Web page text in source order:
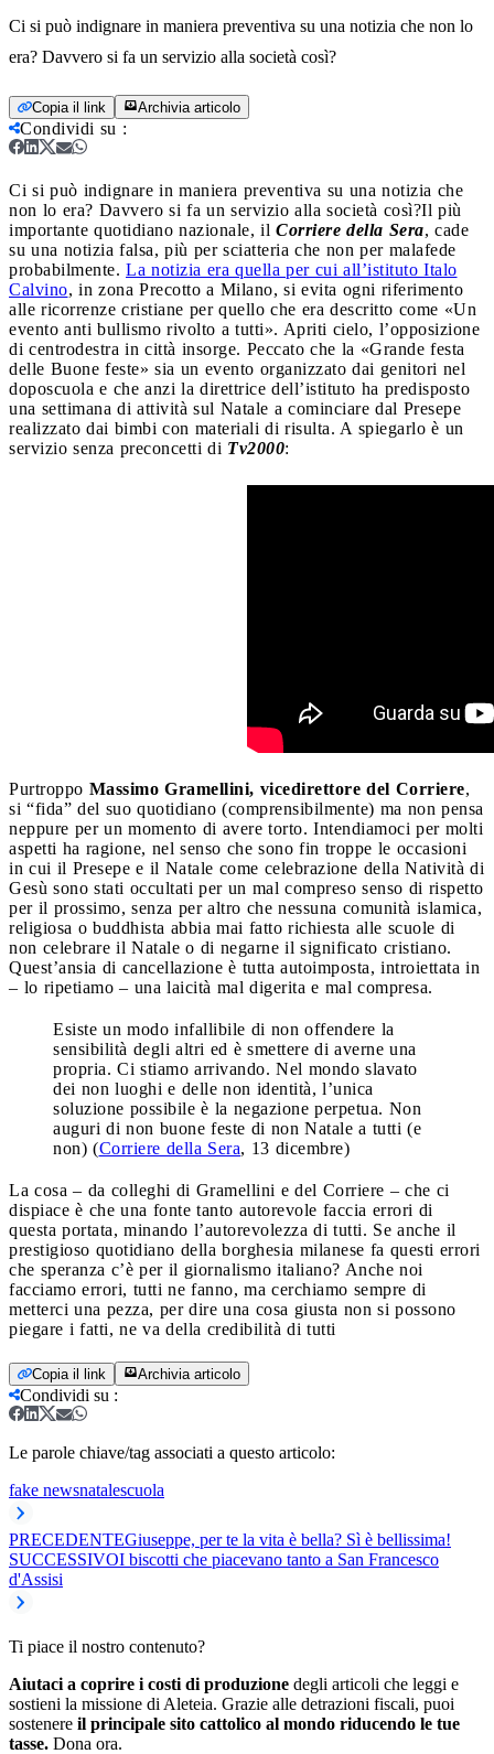
Ci si può indignare in maniera preventiva su una notizia che non lo
era? Davvero si fa un servizio alla società così?
Copia il link Archivia articolo
Condividi su :
Ci si può indignare in maniera preventiva su una notizia che
non lo era? Davvero si fa un servizio alla società così?Il più
importante quotidiano nazionale, il Corriere della Sera, cade
su una notizia falsa, più per sciatteria che non per malafede
probabilmente. La notizia era quella per cui all’istituto Italo
Calvino, in zona Precotto a Milano, si evita ogni riferimento
alle ricorrenze cristiane per quello che era descritto come «Un
evento anti bullismo rivolto a tutti». Apriti cielo, l’opposizione
di centrodestra in città insorge. Peccato che la «Grande festa
delle Buone feste» sia un evento organizzato dai genitori nel
doposcuola e che anzi la direttrice dell’istituto ha predisposto
una settimana di attività sul Natale a cominciare dal Presepe
realizzato dai bimbi con materiali di risulta. A spiegarlo è un
servizio senza preconcetti di Tv2000:
Purtroppo Massimo Gramellini, vicedirettore del Corriere,
si “fida” del suo quotidiano (comprensibilmente) ma non pensa
neppure per un momento di avere torto. Intendiamoci per molti
aspetti ha ragione, nel senso che sono fin troppe le occasioni
in cui il Presepe e il Natale come celebrazione della Natività di
Gesù sono stati occultati per un mal compreso senso di rispetto
per il prossimo, senza per altro che nessuna comunità islamica,
religiosa o buddhista abbia mai fatto richiesta alle scuole di
non celebrare il Natale o di negarne il significato cristiano.
Quest’ansia di cancellazione è tutta autoimposta, introiettata in
– lo ripetiamo – una laicità mal digerita e mal compresa.
Esiste un modo infallibile di non offendere la
sensibilità degli altri ed è smettere di averne una
propria. Ci stiamo arrivando. Nel mondo slavato
dei non luoghi e delle non identità, l’unica
soluzione possibile è la negazione perpetua. Non
auguri di non buone feste di non Natale a tutti (e
non) (Corriere della Sera, 13 dicembre)
La cosa – da colleghi di Gramellini e del Corriere – che ci
dispiace è che una fonte tanto autorevole faccia errori di
questa portata, minando l’autorevolezza di tutti. Se anche il
prestigioso quotidiano della borghesia milanese fa questi errori
che speranza c’è per il giornalismo italiano? Anche noi
facciamo errori, tutti ne fanno, ma cerchiamo sempre di
metterci una pezza, per dire una cosa giusta non si possono
piegare i fatti, ne va della credibilità di tutti
Copia il link Archivia articolo
Condividi su :
Le parole chiave/tag associati a questo articolo:
fake newsnatalescuola
PRECEDENTEGiuseppe, per te la vita è bella? Sì è bellissima!
SUCCESSIVOI biscotti che piacevano tanto a San Francesco
d'Assisi
Ti piace il nostro contenuto?
Aiutaci a coprire i costi di produzione degli articoli che leggi e
sostieni la missione di Aleteia. Grazie alle detrazioni fiscali, puoi
sostenere il principale sito cattolico al mondo riducendo le tue
tasse. Dona ora.